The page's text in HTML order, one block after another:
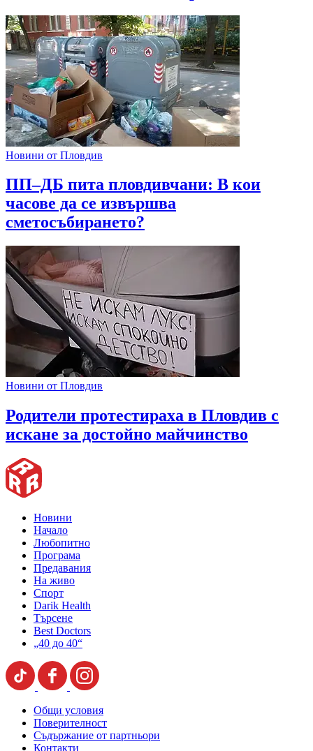
Новини от Пловдив
ПП–ДБ пита пловдивчани: В кои
часове да се извършва
сметосъбирането?
Новини от Пловдив
Родители протестираха в Пловдив с
искане за достойно майчинство
Новини
Начало
Любопитно
Програма
Предавания
На живо
Спорт
Darik Health
Търсене
Best Doctors
„40 до 40“
Общи условия
Поверителност
Съдържание от партньори
Контакти